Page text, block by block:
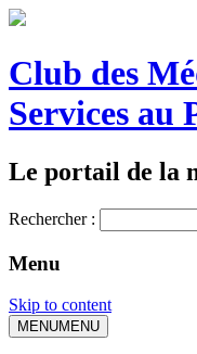
Club des
Services au
Le portail de la
Rechercher :
Menu
Skip to content
MENUMENU